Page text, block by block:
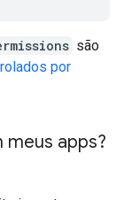
são
por
meus apps?